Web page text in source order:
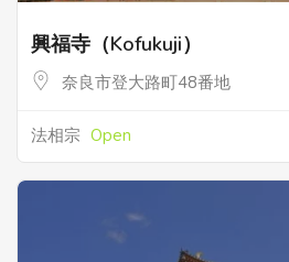
興福寺（Kofukuji）
奈良市登大路町48番地
法相宗 Open